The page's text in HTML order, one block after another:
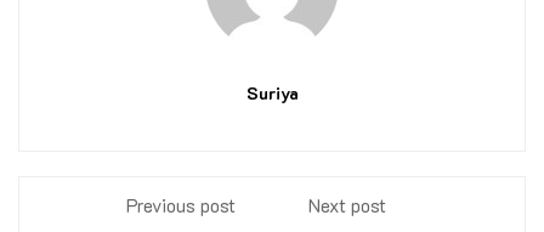
Suriya
Previous post
Next post